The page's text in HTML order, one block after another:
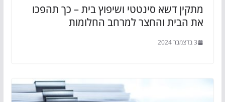
מתקין דשא סינטטי ושיפוץ בית – כך תהפכו
את הבית והחצר למרחב החלומות
3 בדצמבר 2024